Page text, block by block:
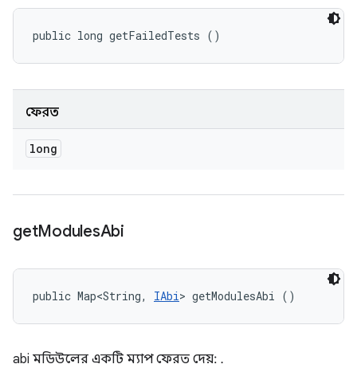
public long getFailedTests ()
ফেরত
long
getModulesAbi
public Map<String, IAbi> getModulesAbi ()
abi মডিউলের একটি ম্যাপ ফেরত দেয়: .